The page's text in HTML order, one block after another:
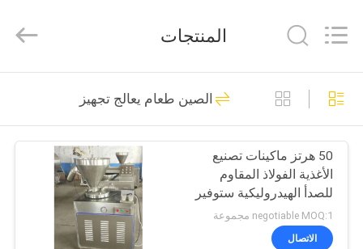
بيت
منتجات
أشرطة
فيديو
equipments
limited.
Reserved.
التجاري معدات
المطبخ
143
المنتجات
الصين طعام يعالج تجهيز
50 هرتز ماكينات تصنيع
الأغذية الفولاذ المقاوم
للصدأ الهيدروليكية ستوفير
صانع السجق
negotiable MOQ:1 مجموعة
الاتصال